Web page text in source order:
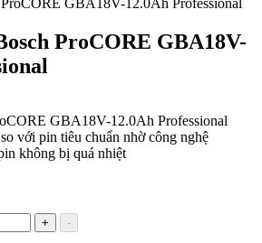
ProCORE GBA18V-
GBA18V-12.0Ah Professional
với pin tiêu chuẩn nhờ công nghệ
không bị quá nhiệt
+
-